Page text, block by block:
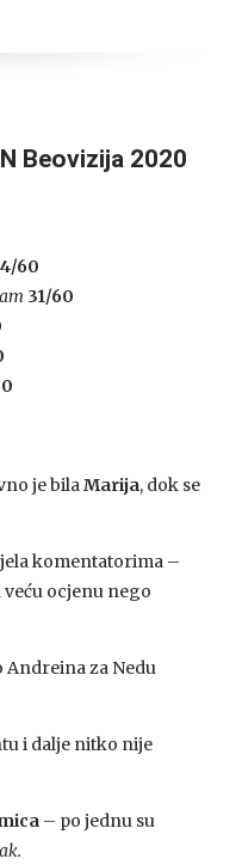
Beovizija 2020
60
31/60
je bilaMarija, dok se
komentatorima –
ocjenu nego
Andreina za Nedu
i dalje nitko nije
– po jednu su